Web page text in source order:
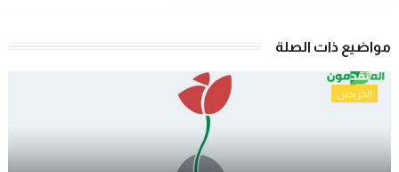
مواضيع ذات الصلة
الخريجين